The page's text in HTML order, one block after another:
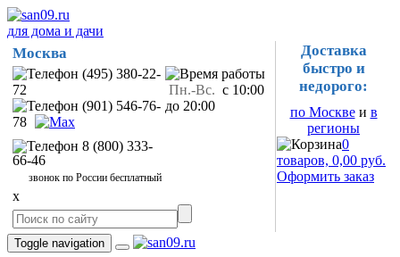
для дома и дачи
Москва
(495) 380-22-
72
(901) 546-76-
78
8 (800) 333-
66-46
звонок по России бесплатный
Пн.-Вс. с 10:00
до 20:00
x
Доставка
быстро и
недорого:
по Москвеи в
регионы
0
товаров, 0,00 руб.
Оформить заказ
Toggle navigation